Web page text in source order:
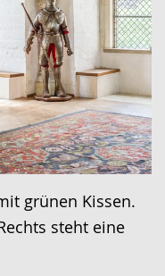
grünen Kissen.
steht eine